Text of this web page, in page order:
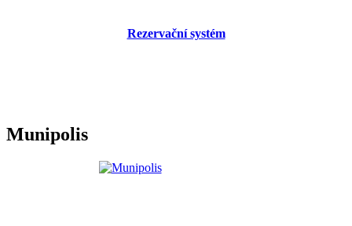
Rezervační systém
Munipolis